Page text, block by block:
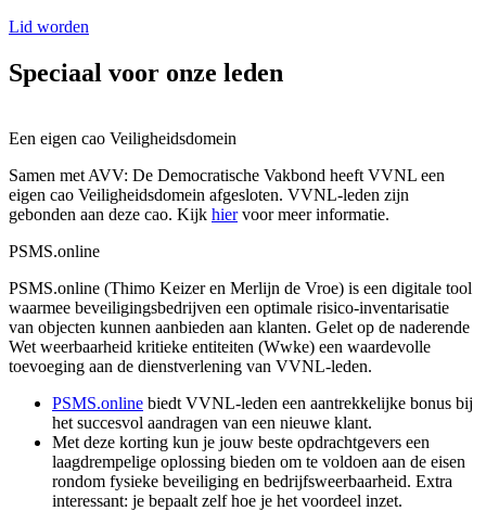
Lid worden
Speciaal voor onze leden
Een eigen cao Veiligheidsdomein
Samen met AVV: De Democratische Vakbond heeft VVNL een
eigen cao Veiligheidsdomein afgesloten. VVNL-leden zijn
gebonden aan deze cao. Kijk hiervoor meer informatie.
PSMS.online
PSMS.online (Thimo Keizer en Merlijn de Vroe) is een digitale tool
waarmee beveiligingsbedrijven een optimale risico-inventarisatie
van objecten kunnen aanbieden aan klanten. Gelet op de naderende
Wet weerbaarheid kritieke entiteiten (Wwke) een waardevolle
toevoeging aan de dienstverlening van VVNL-leden.
PSMS.online biedt VVNL-leden een aantrekkelijke bonus bij
het succesvol aandragen van een nieuwe klant.
Met deze korting kun je jouw beste opdrachtgevers een
laagdrempelige oplossing bieden om te voldoen aan de eisen
rondom fysieke beveiliging en bedrijfsweerbaarheid. Extra
interessant: je bepaalt zelf hoe je het voordeel inzet.